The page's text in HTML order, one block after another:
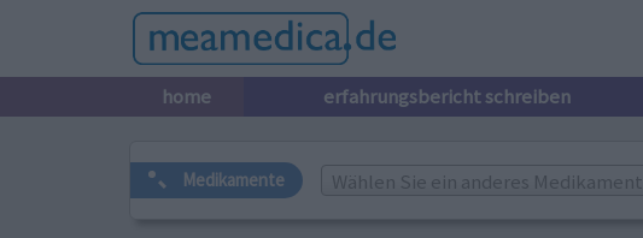
home erfahrungsbericht schreiben
Medikamente Wählen Sie ein anderes Medikament...